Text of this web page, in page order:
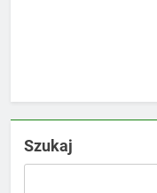
Szukaj